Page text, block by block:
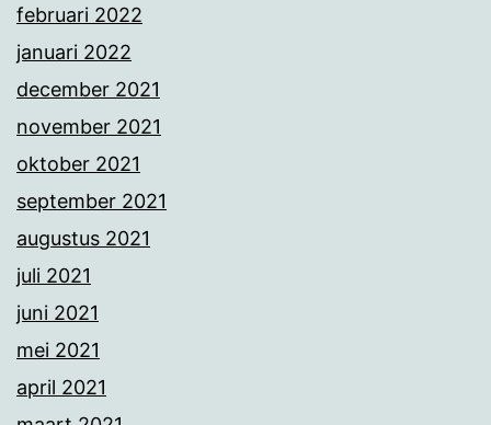
februari 2022
januari 2022
december 2021
november 2021
oktober 2021
september 2021
augustus 2021
juli 2021
juni 2021
mei 2021
april 2021